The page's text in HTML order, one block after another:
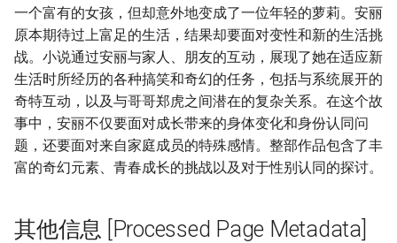
一个富有的女孩，但却意外地变成了一位年轻的萝莉。安丽
原本期待过上富足的生活，结果却要面对变性和新的生活挑
战。小说通过安丽与家人、朋友的互动，展现了她在适应新
生活时所经历的各种搞笑和奇幻的任务，包括与系统展开的
奇特互动，以及与哥哥郑虎之间潜在的复杂关系。在这个故
事中，安丽不仅要面对成长带来的身体变化和身份认同问
题，还要面对来自家庭成员的特殊感情。整部作品包含了丰
富的奇幻元素、青春成长的挑战以及对于性别认同的探讨。
其他信息 [Processed Page Metadata]